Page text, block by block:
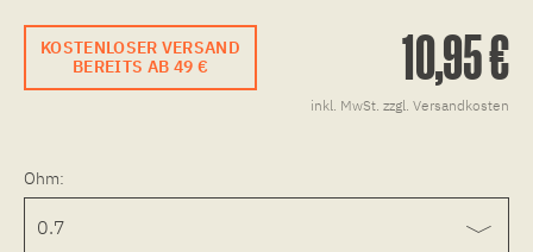
KOSTENLOSER VERSAND
BEREITS AB 49 €
10,95 €
inkl. MwSt. zzgl. Versandkosten
Ohm: